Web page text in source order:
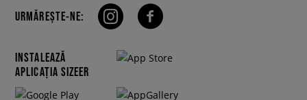
URMĂREȘTE-NE:
INSTALEAZĂ
APLICAȚIA SIZEER